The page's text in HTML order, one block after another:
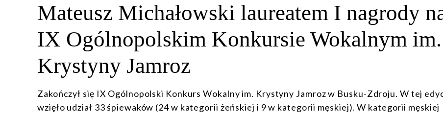
Mateusz Michałowski laureatem I nagrody
IX Ogólnopolskim Konkursie Wokalnym im.
Krystyny Jamroz
Zakończył się IX Ogólnopolski Konkurs Wokalny im. Krystyny Jamroz w Busku-Zdroju. W tej
wzięło udział 33 śpiewaków (24 w kategorii żeńskiej i 9 w kategorii męskiej). W kategorii męskiej